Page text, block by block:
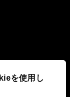
を使用し